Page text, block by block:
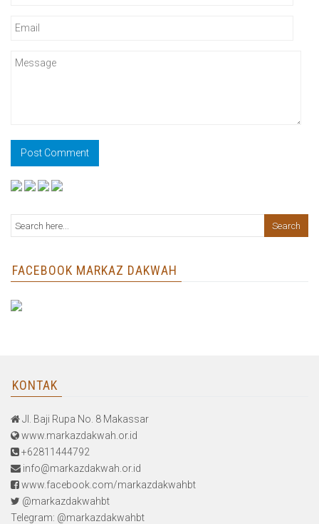
FACEBOOK MARKAZ DAKWAH
KONTAK
Jl. Baji Rupa No. 8 Makassar
www.markazdakwah.or.id
+62811444792
info@markazdakwah.or.id
www.facebook.com/markazdakwahbt
@markazdakwahbt
Telegram: @markazdakwahbt